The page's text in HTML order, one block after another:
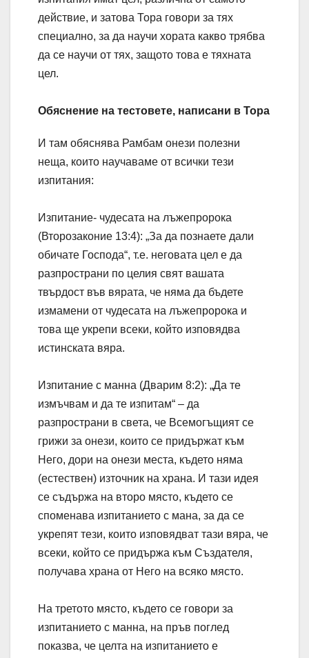
действие, и затова Тора говори за тях
специално, за да научи хората какво трябва
да се научи от тях, защото това е тяхната
цел.
Обяснение на тестовете, написани в Тора
И там обяснява Рамбам онези полезни
неща, които научаваме от всички тези
изпитания:
Изпитание- чудесата на лъжепророка
(Второзаконие 13:4): „За да познаете дали
обичате Господа“, т.е. неговата цел е да
разпространи по целия свят вашата
твърдост във вярата, че няма да бъдете
измамени от чудесата на лъжепророка и
това ще укрепи всеки, който изповядва
истинската вяра.
Изпитание с манна (Дварим 8:2): „Да те
измъчвам и да те изпитам“ – да
разпространи в света, че Всемогъщият се
грижи за онези, които се придържат към
Него, дори на онези места, където няма
(естествен) източник на храна. И тази идея
се съдържа на второ място, където се
споменава изпитанието с мана, за да се
укрепят тези, които изповядват тази вяра, че
всеки, който се придържа към Създателя,
получава храна от Него на всяко място.
На третото място, където се говори за
изпитанието с манна, на пръв поглед
показва, че целта на изпитанието е